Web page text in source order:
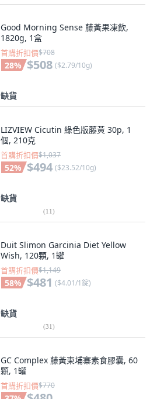
Good Morning Sense 藤黃果凍飲,
1820g, 1盒
首購折扣價$708
28% $508 ($2.79/10g)
缺貨
LIZVIEW Cicutin 綠色版藤黃 30p, 1
個, 210克
首購折扣價$1,037
52% $494 ($23.52/10g)
缺貨
(11)
Duit Slimon Garcinia Diet Yellow
Wish, 120顆, 1罐
首購折扣價$1,149
58% $481 ($4.01/1錠)
缺貨
(31)
GC Complex 藤黃柬埔寨素食膠囊, 60
顆, 1罐
首購折扣價$770